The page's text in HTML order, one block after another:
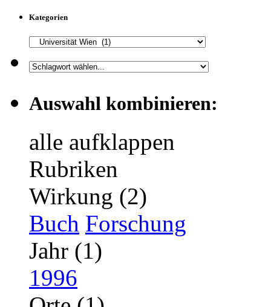
Kategorien
Auswahl kombinieren:
alle aufklappen
Rubriken
Wirkung (2)
Buch Forschung
Jahr (1)
1996